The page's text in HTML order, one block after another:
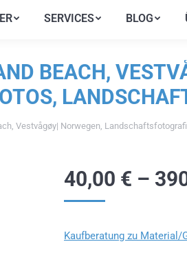
SERVICES BLOG
BEACH,
Vestvågøy| Norwegen,
40,00 € –
Kaufberatung zu Material/
SERVICES BLOG